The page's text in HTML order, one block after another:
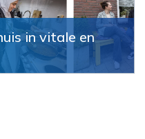
in vitale en